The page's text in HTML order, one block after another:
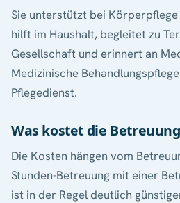
Sie unterstützt bei
hilft im Haushalt, begleitet zu
Gesellschaft und erinnert an
Medizinische
Pflegedienst.
Was kostet die
Die Kosten hängen vom
Stunden-Betreuung mit einer
ist in der Regel deutlich